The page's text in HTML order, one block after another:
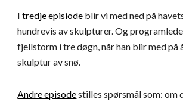
I tredje episiode blir vi med ned på
hundrevis av skulpturer. Og
fjellstorm i tre døgn, når han blir med på
skulptur av snø.
Andre episode stilles spørsmål som: om